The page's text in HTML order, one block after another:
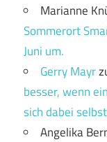
Marianne
Sommerort
Juni um.
Gerry Mayr
besser, wenn
sich dabei
Angelika